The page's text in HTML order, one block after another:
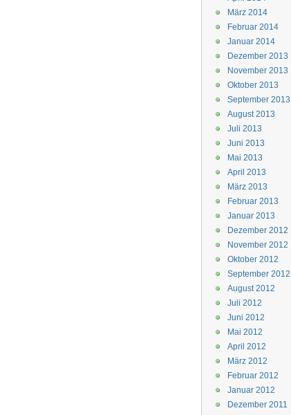
März 2014
Februar 2014
Januar 2014
Dezember 2013
November 2013
Oktober 2013
September 2013
August 2013
Juli 2013
Juni 2013
Mai 2013
April 2013
März 2013
Februar 2013
Januar 2013
Dezember 2012
November 2012
Oktober 2012
September 2012
August 2012
Juli 2012
Juni 2012
Mai 2012
April 2012
März 2012
Februar 2012
Januar 2012
Dezember 2011